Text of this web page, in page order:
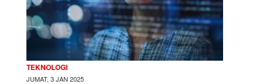
TEKNOLOGI
JUMAT, 3 JAN 2025